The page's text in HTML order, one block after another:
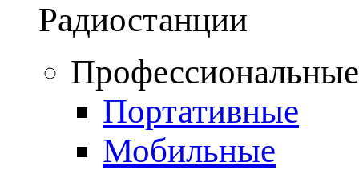
Радиостанции
Портативные
Мобильные